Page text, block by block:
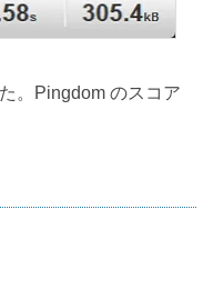
。Pingdom のスコア